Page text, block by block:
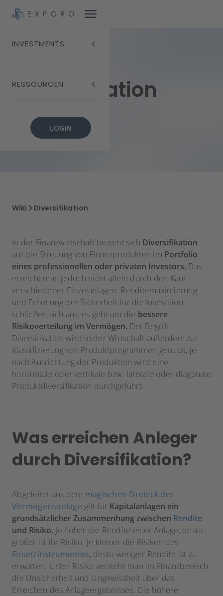
INVESTMENTS
RESSOURCEN
LOGIN
Diversifikation
Wiki Diversifikation
In der Finanzwirtschaft bezieht sich Diversifikation
auf die Streuung von Finanzprodukten im Portfolio
eines professionellen oder privaten Investors. Das
erreicht man jedoch nicht allein durch den Kauf
verschiedener Einzelanlagen. Renditemaximierung
und Erhöhung der Sicherheit für die Investition
schließen sich aus, es geht um die bessere
Risikoverteilung im Vermögen. Der Begriff
Diversifikation wird in der Wirtschaft außerdem zur
Klassifizierung von Produktprogrammen genutzt, je
nach Ausrichtung der Produktion wird eine
horizontale oder vertikale bzw. laterale oder diagonale
Produktdiversifikation durchgeführt.
Was erreichen Anleger
durch Diversifikation?
Abgeleitet aus dem magischen Dreieck der
Vermögensanlage gilt für Kapitalanlagen ein
grundsätzlicher Zusammenhang zwischen Rendite
und Risiko. Je höher die Rendite einer Anlage, desto
größer ist ihr Risiko. Je kleiner die Risiken des
Finanzinstrumentes, desto weniger Rendite ist zu
erwarten. Unter Risiko versteht man im Finanzbereich
die Unsicherheit und Ungewissheit über das
Erreichen des Anlageergebnisses. Die höhere